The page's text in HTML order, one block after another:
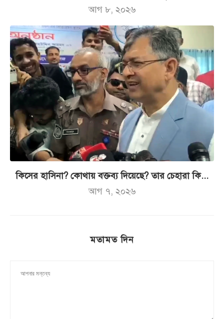
আগ ৮, ২০২৬
কিসের হাসিনা? কোথায় বক্তব্য দিয়েছে? তার চেহারা কি...
আগ ৭, ২০২৬
মতামত দিন